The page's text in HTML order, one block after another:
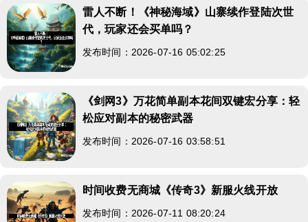
雷人不断！《神秘海域》山寨续作登陆次世
代，玩家还会买单吗？
发布时间：2026-07-16 05:02:25
《剑网3》万花简单副本花间双键宏分享：轻
松应对副本的秘密武器
发布时间：2026-07-16 03:58:51
时间收费无商城《传奇3》新服火线开放
发布时间：2026-07-11 08:20:24